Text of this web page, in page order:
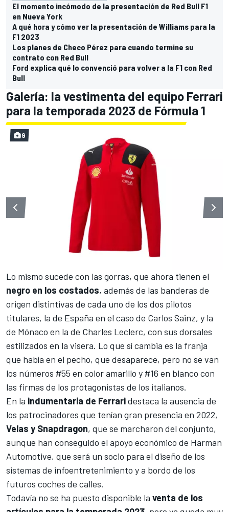
El momento incómodo de la presentación de Red Bull F1
en Nueva York
A qué hora y cómo ver la presentación de Williams para la
F1 2023
Los planes de Checo Pérez para cuando termine su
contrato con Red Bull
Ford explica qué lo convenció para volver a la F1 con Red
Bull
Galería: la vestimenta del equipo Ferrari
para la temporada 2023 de Fórmula 1
9
Lo mismo sucede con las gorras, que ahora tienen el
negro en los costados, además de las banderas de
origen distintivas de cada uno de los dos pilotos
titulares, la de España en el caso de Carlos Sainz, y la
de Mónaco en la de Charles Leclerc, con sus dorsales
estilizados en la visera. Lo que sí cambia es la franja
que había en el pecho, que desaparece, pero no se van
los números #55 en color amarillo y #16 en blanco con
las firmas de los protagonistas de los italianos.
En la indumentaria de Ferraridestaca la ausencia de
los patrocinadores que tenían gran presencia en 2022,
Velas y Snapdragon, que se marcharon del conjunto,
aunque han conseguido el apoyo económico de Harman
Automotive, que será un socio para el diseño de los
sistemas de infoentretenimiento y a bordo de los
futuros coches de calles.
Todavía no se ha puesto disponible la venta de los